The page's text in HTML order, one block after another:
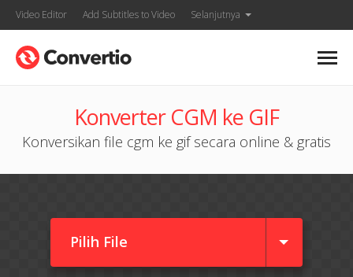
Video Editor Add Subtitles to Video Selanjutnya
Konverter CGM ke GIF
Konversikan file cgm ke gif secara online & gratis
Pilih File